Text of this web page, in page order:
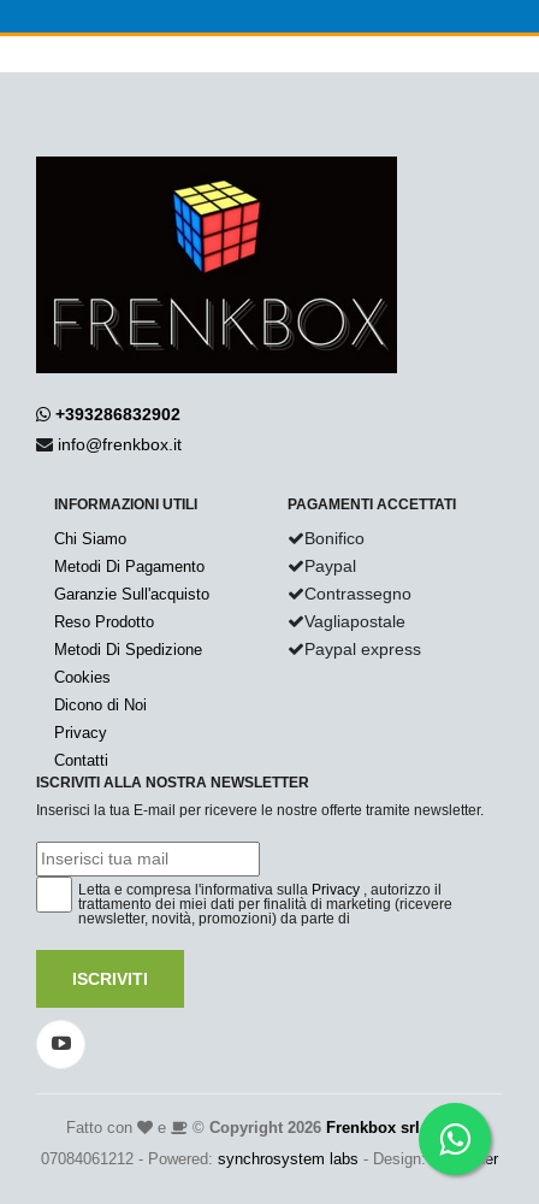
+393286832902
info@frenkbox.it
INFORMAZIONI UTILI
Chi Siamo
Metodi Di Pagamento
Garanzie Sull'acquisto
Reso Prodotto
Metodi Di Spedizione
Cookies
Dicono di Noi
Privacy
Contatti
PAGAMENTI ACCETTATI
Bonifico
Paypal
Contrassegno
Vagliapostale
Paypal express
ISCRIVITI ALLA NOSTRA NEWSLETTER
Inserisci la tua E-mail per ricevere le nostre offerte tramite newsletter.
Letta e compresa l'informativa sulla Privacy , autorizzo il
trattamento dei miei dati per finalità di marketing (ricevere
newsletter, novità, promozioni) da parte di
ISCRIVITI
Fatto con e © Copyright 2026 Frenkbox srl- P.Iva:
07084061212 - Powered: synchrosystem labs - Design: adesigner